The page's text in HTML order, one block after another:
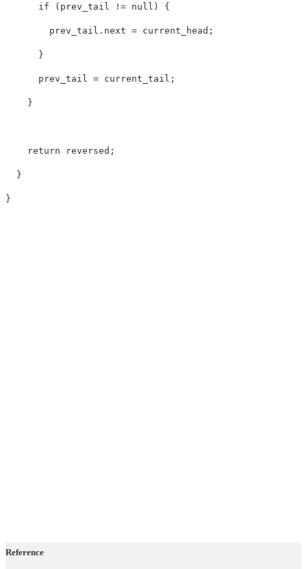
if ( prev_tail != null ) {
prev_tail . next = current_head ;
}
prev_tail = current_tail ;
}
return reversed ;
}
}
Reference